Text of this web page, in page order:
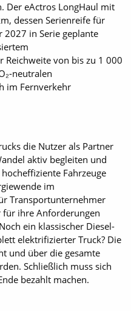
Der eActros LongHaul mit
dessen Serienreife für
in Serie geplante
von bis zu 1 000
neutralen
im Fernverkehr
die Nutzer als Partner
aktiv begleiten und
Fahrzeuge
im
Transportunternehmer
für ihre Anforderungen
ein klassischer Diesel-
elektrifizierter Truck? Die
und über die gesamte
Schließlich muss sich
bezahlt machen.